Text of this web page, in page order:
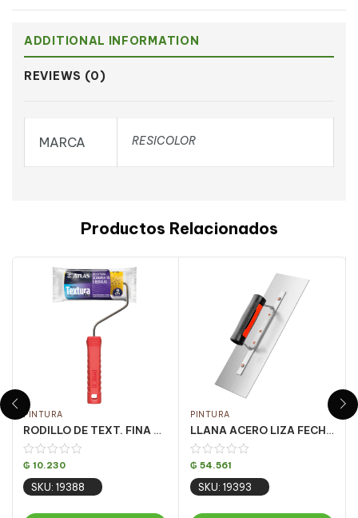
ADDITIONAL INFORMATION
REVIEWS (0)
MARCA RESICOLOR
Productos Relacionados
PINTURA
RODILLO DE TEXT. FINA ESPUMA 09CM ATLAS CJ C/ 12 UN (110/9)
₲ 10.230
SKU: 19388
PINTURA
LLANA ACERO LIZA FECH PQT 6UN 12 X35CM
₲ 54.561
SKU: 19393